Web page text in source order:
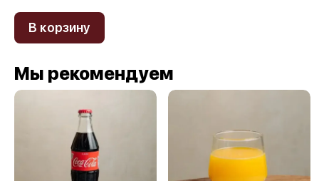
В корзину
Мы рекомендуем